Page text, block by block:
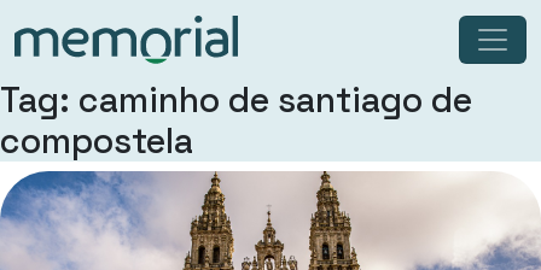
Tag: caminho de santiago de
compostela